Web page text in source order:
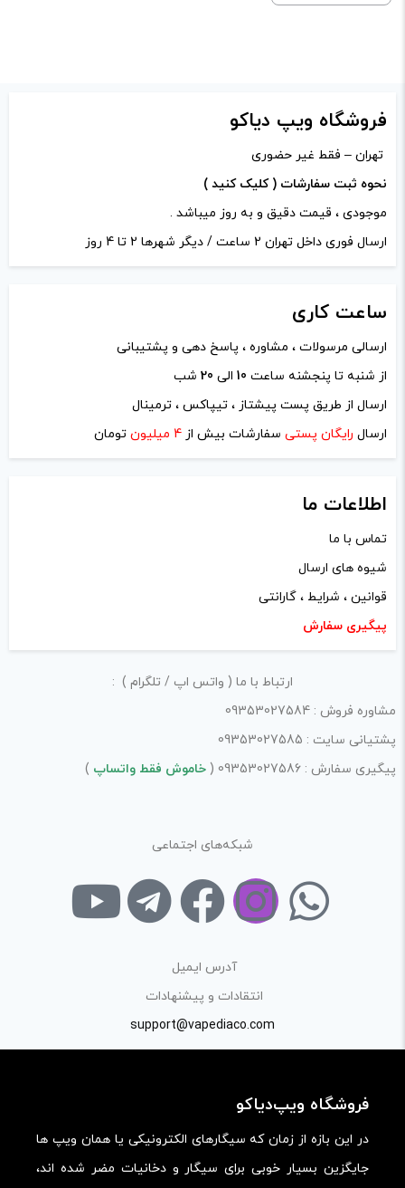
نوع
نام*
ایمیل*
ذخیره نام، ایمیل و وبسایت من در مرورگر برای زمانی که دوباره
دیدگاهی می‌نویسم.
لازم است محتوای ارسالی منطبق برعرف و شئونات جامعه و با
بیانی رسمی و عاری از لحن تند، تمسخرو توهین باشد.
از ارسال لینک‌های سایت‌های دیگر و ارایه‌ی اطلاعات شخصی
خودتان مثل شماره تماس، ایمیل و آی‌دی شبکه‌های اجتماعی
پرهیز کنید.
در نظر داشته باشید هدف نهایی از ارائه‌ی نظر درباره‌ی کالا
با توجه به ساختار بخش نظرات، از پرسیدن سوال یا درخواست
راهنمایی در این بخش خودداری کرده و سوالات خود را در بخش
«پرسش و پاسخ» مطرح کنید.
امکانات و قابلیت ها:
فروشگاه ویپ دیاکو
تهران – فقط غیر حضوری
نحوه ثبت سفارشات ( کلیک کنید )
موجودی ، قیمت دقیق و به روز میباشد .
ارسال فوری داخل تهران 2 ساعت / دیگر شهرها 2 تا 4 روز
ساعت کاری
ارسالی مرسولات ، مشاوره ، پاسخ دهی و پشتیبانی
از شنبه تا پنجشنه ساعت 10 الی 20 شب
ارسال از طریق پست پیشتاز ، تیپاکس ، ترمینال
ارسال رایگان پستی سفارشات بیش از 4 میلیون تومان
اطلاعات ما
تماس با ما
شیوه های ارسال
قوانین ، شرایط ، گارانتی
پیگیری سفارش
ارتباط با ما ( واتس اپ / تلگرام ) :
مشاوره فروش : 09353027584
پشتیانی سایت : 09353027585
پیگیری سفارش : 09353027586 (
خاموش فقط واتساپ )
شبکه‌های اجتماعی
آدرس ایمیل
انتقادات و پیشنهادات
support@vapediaco.com
فروشگاه ویپ‌دیاکو
در این بازه از زمان که سیگارهای الکترونیکی یا همان ویپ ها
جایگزین بسیار خوبی برای سیگار و دخانیات مضر شده اند،